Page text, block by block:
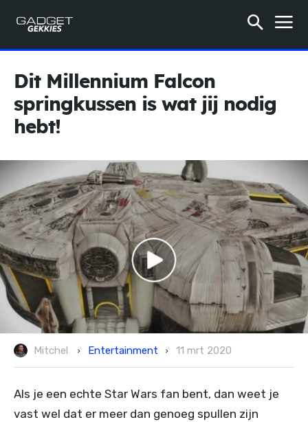
Dit Millennium Falcon
springkussen is wat jij nodig
hebt!
Mitchel Entertainment 11 mrt 2020
Als je een echte Star Wars fan bent, dan weet je
vast wel dat er meer dan genoeg spullen zijn